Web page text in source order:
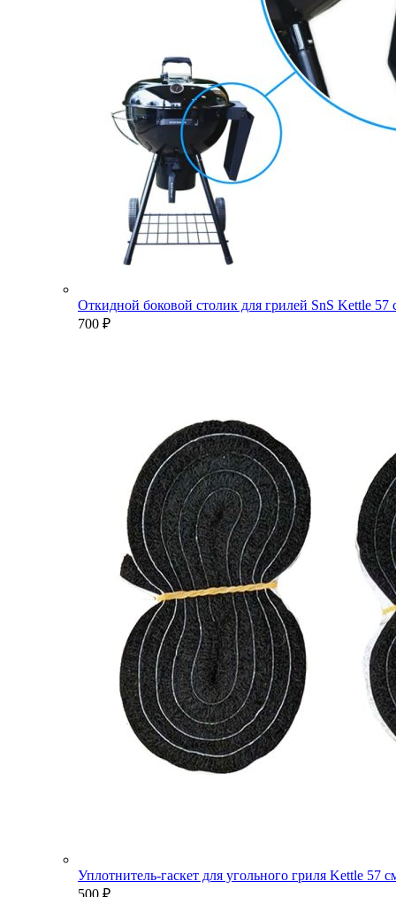
Откидной боковой столик для грилей SnS Kettle 57
700 ₽
Уплотнитель-гаскет для угольного гриля Kettle 57